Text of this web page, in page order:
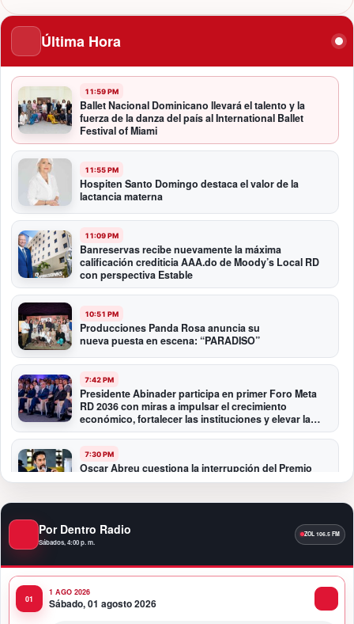
Última Hora
11:59 PM
Ballet Nacional Dominicano llevará el talento y la
fuerza de la danza del país al International Ballet
Festival of Miami
11:55 PM
Hospiten Santo Domingo destaca el valor de la
lactancia materna
11:09 PM
Banreservas recibe nuevamente la máxima
calificación crediticia AAA.do de Moody’s Local RD
con perspectiva Estable
10:51 PM
Producciones Panda Rosa anuncia su
nueva puesta en escena: “PARADISO”
7:42 PM
Presidente Abinader participa en primer Foro Meta
RD 2036 con miras a impulsar el crecimiento
económico, fortalecer las instituciones y elevar la
productividad
7:30 PM
Oscar Abreu cuestiona la interrupción del Premio
Nacional de Artes Visuales: “Un país que deja de
12:40 AM
Fortaleza del peso responde a fundamentos
experta
11:58 PM
Por Dentro Radio
Sábados, 4:00 p. m.
1 AGO 2026
Sábado, 01 agosto 2026